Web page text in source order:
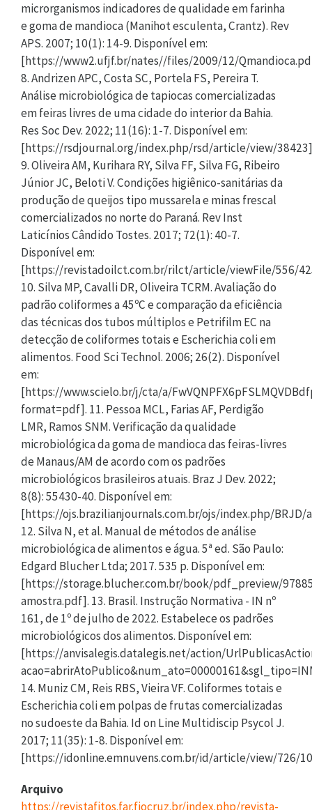
microrganismos indicadores de qualidade em farinha
e goma de mandioca (Manihot esculenta, Crantz). Rev
APS. 2007; 10(1): 14-9. Disponível em:
[https://www2.ufjf.br/nates//files/2009/12/
8. Andrizen APC, Costa SC, Portela FS, Pereira T.
Análise microbiológica de tapiocas comercializadas
em feiras livres de uma cidade do interior da Bahia.
Res Soc Dev. 2022; 11(16): 1-7. Disponível em:
[https://rsdjournal.org/index.php/rsd/article/view/
9. Oliveira AM, Kurihara RY, Silva FF, Silva FG, Ribeiro
Júnior JC, Beloti V. Condições higiênico-sanitárias da
produção de queijos tipo mussarela e minas frescal
comercializados no norte do Paraná. Rev Inst
Laticínios Cândido Tostes. 2017; 72(1): 40-7.
Disponível em:
[https://revistadoilct.com.br/rilct/article/viewFile/556/
10. Silva MP, Cavalli DR, Oliveira TCRM. Avaliação do
padrão coliformes a 45ºC e comparação da eficiência
das técnicas dos tubos múltiplos e Petrifilm EC na
detecção de coliformes totais e Escherichia coli em
alimentos. Food Sci Technol. 2006; 26(2). Disponível
em:
[https://www.scielo.br/j/cta/a/
format=pdf]. 11. Pessoa MCL, Farias AF, Perdigão
LMR, Ramos SNM. Verificação da qualidade
microbiológica da goma de mandioca das feiras-livres
de Manaus/AM de acordo com os padrões
microbiológicos brasileiros atuais. Braz J Dev. 2022;
8(8): 55430-40. Disponível em:
[https://ojs.brazilianjournals.com.br/ojs/index.php/
12. Silva N, et al. Manual de métodos de análise
microbiológica de alimentos e água. 5ª ed. São Paulo:
Edgard Blucher Ltda; 2017. 535 p. Disponível em:
[https://storage.blucher.com.br/book/pdf_preview/
amostra.pdf]. 13. Brasil. Instrução Normativa - IN nº
161, de 1º de julho de 2022. Estabelece os padrões
microbiológicos dos alimentos. Disponível em:
[https://anvisalegis.datalegis.net/action/
14. Muniz CM, Reis RBS, Vieira VF. Coliformes totais e
Escherichia coli em polpas de frutas comercializadas
no sudoeste da Bahia. Id on Line Multidiscip Psycol J.
2017; 11(35): 1-8. Disponível em:
[https://idonline.emnuvens.com.br/id/article/view/726/
Arquivo
https://revistafitos.far.fiocruz.br/index.php/revista-